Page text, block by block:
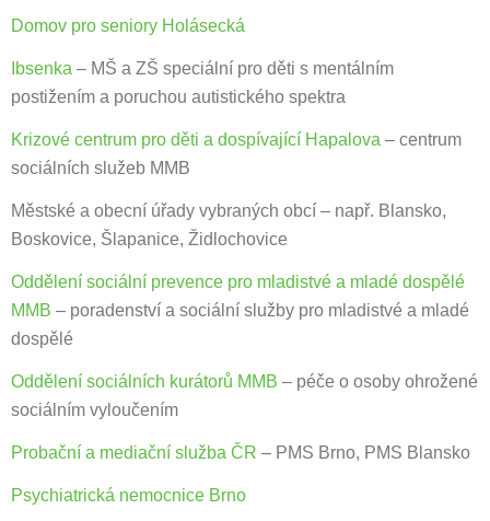
Domov pro seniory Holásecká
Ibsenka – MŠ a ZŠ speciální pro děti s mentálním
postižením a poruchou autistického spektra
Krizové centrum pro děti a dospívající Hapalova – centrum
sociálních služeb MMB
Městské a obecní úřady vybraných obcí – např. Blansko,
Boskovice, Šlapanice, Židlochovice
Oddělení sociální prevence pro mladistvé a mladé dospělé
MMB – poradenství a sociální služby pro mladistvé a mladé
dospělé
Oddělení sociálních kurátorů MMB – péče o osoby ohrožené
sociálním vyloučením
Probační a mediační služba ČR – PMS Brno, PMS Blansko
Psychiatrická nemocnice Brno